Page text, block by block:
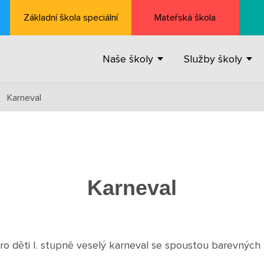
Základní škola speciální Mateřská škola
Naše školy Služby školy
Karneval
Karneval
děti I. stupně veselý karneval se spoustou barevných